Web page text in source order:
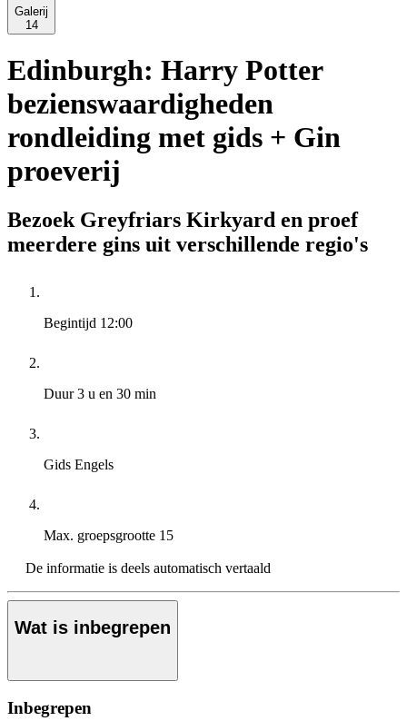
Galerij
14
Edinburgh: Harry Potter
bezienswaardigheden
rondleiding met gids + Gin
proeverij
Bezoek Greyfriars Kirkyard en proef
meerdere gins uit verschillende regio's
Begintijd 12:00
Duur3 u en 30 min
Gids Engels
Max. groepsgrootte 15
De informatie is deels automatisch vertaald
Wat is inbegrepen
Inbegrepen